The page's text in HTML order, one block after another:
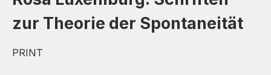
zur Theorie der Spontaneität
PRINT